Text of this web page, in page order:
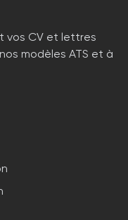
vos CV et lettres
modèles ATS et à